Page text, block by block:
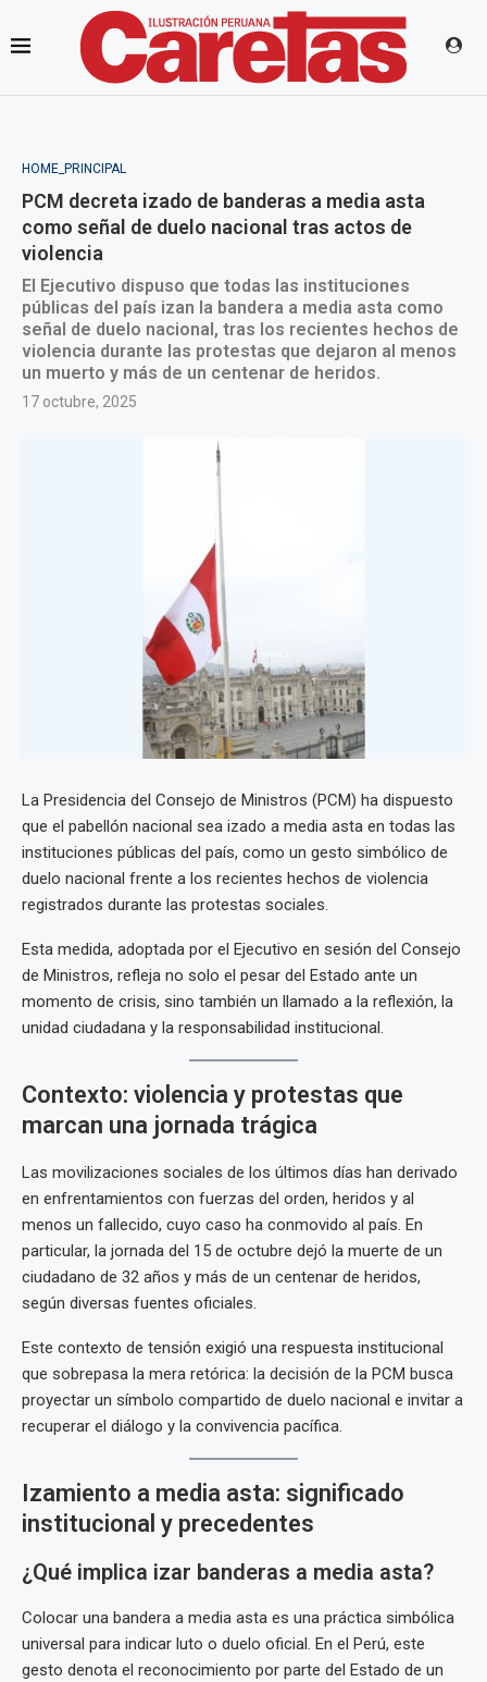
HOME_PRINCIPAL
PCM decreta izado de banderas a media asta
como señal de duelo nacional tras actos de
violencia
El Ejecutivo dispuso que todas las instituciones
públicas del país izan la bandera a media asta como
señal de duelo nacional, tras los recientes hechos de
violencia durante las protestas que dejaron al menos
un muerto y más de un centenar de heridos.
17 octubre, 2025
La Presidencia del Consejo de Ministros (PCM) ha dispuesto
que el pabellón nacional sea izado a media asta en todas las
instituciones públicas del país, como un gesto simbólico de
duelo nacional frente a los recientes hechos de violencia
registrados durante las protestas sociales.
Esta medida, adoptada por el Ejecutivo en sesión del Consejo
de Ministros, refleja no solo el pesar del Estado ante un
momento de crisis, sino también un llamado a la reflexión, la
unidad ciudadana y la responsabilidad institucional.
Contexto: violencia y protestas que
marcan una jornada trágica
Las movilizaciones sociales de los últimos días han derivado
en enfrentamientos con fuerzas del orden, heridos y al
menos un fallecido, cuyo caso ha conmovido al país. En
particular, la jornada del 15 de octubre dejó la muerte de un
ciudadano de 32 años y más de un centenar de heridos,
según diversas fuentes oficiales.
Este contexto de tensión exigió una respuesta institucional
que sobrepasa la mera retórica: la decisión de la PCM busca
proyectar un símbolo compartido de duelo nacional e invitar a
recuperar el diálogo y la convivencia pacífica.
Izamiento a media asta: significado
institucional y precedentes
¿Qué implica izar banderas a media asta?
Colocar una bandera a media asta es una práctica simbólica
universal para indicar luto o duelo oficial. En el Perú, este
gesto denota el reconocimiento por parte del Estado de un